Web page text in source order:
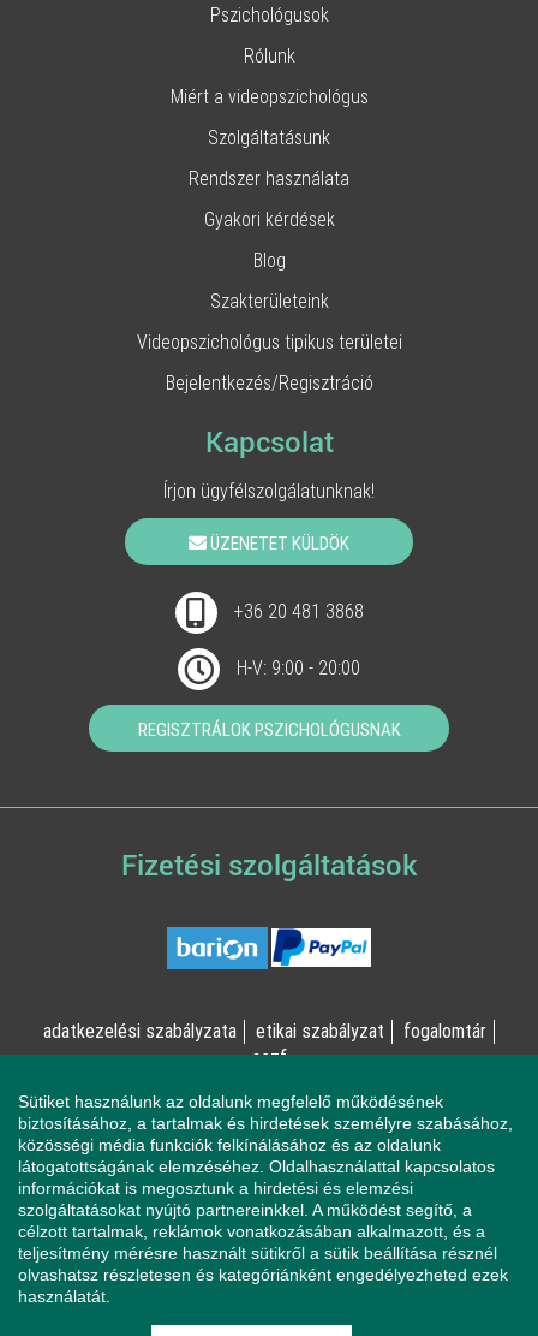
Pszichológusok
Rólunk
Miért a videopszichológus
Szolgáltatásunk
Rendszer használata
Gyakori kérdések
Blog
Szakterületeink
Videopszichológus tipikus területei
Bejelentkezés/Regisztráció
Kapcsolat
Írjon ügyfélszolgálatunknak!
ÜZENETET KÜLDÖK
+36 20 481 3868
H-V: 9:00 - 20:00
REGISZTRÁLOK PSZICHOLÓGUSNAK
Fizetési szolgáltatások
adatkezelési szabályzata etikai szabályzat
fogalomtár
aszf
© Online Pszichológia Kft. 2023 - Minden jog fenntartva!
2161 Csomád, Levente utca 14/A
Ha mentálisan instabil állapotban érzi magát, a magatartása
veszélyeztetheti Önt vagy a környezetében élőket, azonnal
forduljon a Sürgősségi Segélyvonalhoz (telefon: 112).
Pszichológusaink és az Online Pszichológia Kft. nem vállal
Sütiket használunk az oldalunk megfelelő működésének
biztosításához, a tartalmak és hirdetések személyre szabásához,
közösségi média funkciók felkínálásához és az oldalunk
látogatottságának elemzéséhez. Oldalhasználattal kapcsolatos
információkat is megosztunk a hirdetési és elemzési
szolgáltatásokat nyújtó partnereinkkel. A működést segítő, a
célzott tartalmak, reklámok vonatkozásában alkalmazott, és a
teljesítmény mérésre használt sütikről a sütik beállítása résznél
olvashatsz részletesen és kategóriánként engedélyezheted ezek
használatát.